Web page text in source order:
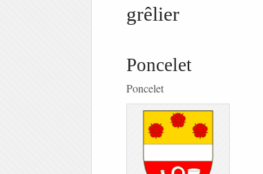
grêlier
Poncelet
Poncelet